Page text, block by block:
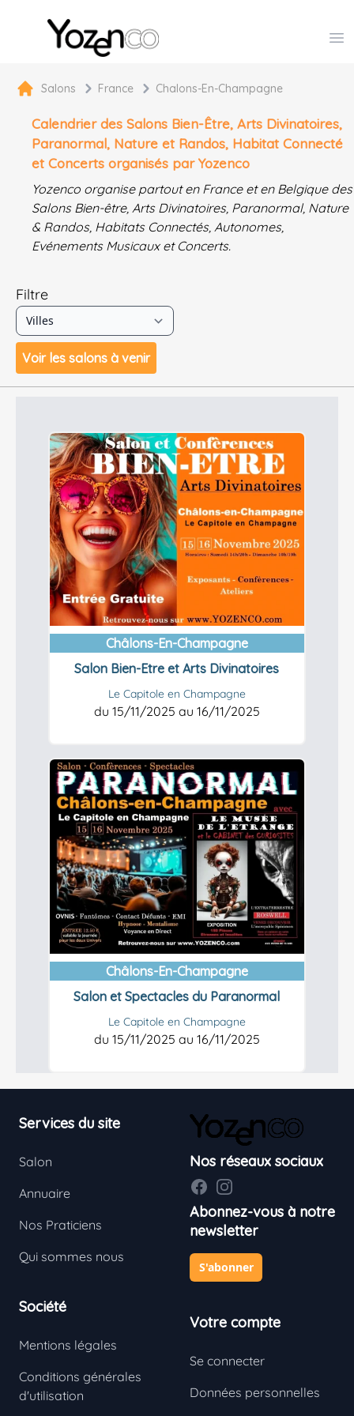
Yozenco - Organisateur de Salons, Evénements et
Salons France Chalons-En-Champagne
Calendrier des Salons Bien-Être, Arts Divinatoires,
Paranormal, Nature et Randos, Habitat Connecté
et Concerts organisés par Yozenco
Yozenco organise partout en France et en Belgique des
Salons Bien-être, Arts Divinatoires, Paranormal, Nature
& Randos, Habitats Connectés, Autonomes,
Evénements Musicaux et Concerts.
Filtre
Voir les salons à venir
Châlons-En-Champagne
Salon Bien-Etre et Arts Divinatoires
Le Capitole en Champagne
du 15/11/2025 au 16/11/2025
En savoir plus
Châlons-En-Champagne
Salon et Spectacles du Paranormal
Le Capitole en Champagne
du 15/11/2025 au 16/11/2025
En savoir plus
Services du site
Salon
Annuaire
Nos Praticiens
Qui sommes nous
Société
Mentions légales
Conditions générales
d'utilisation
Nos réseaux sociaux
FacebookInstagram
Abonnez-vous à notre
newsletter
S'abonner
Votre compte
Se connecter
Données personnelles